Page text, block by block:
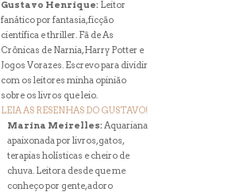
Gustavo Henrique: Leitor
fanático por fantasia, ficção
científica e thriller. Fã de As
Crônicas de Narnia, Harry Potter e
Jogos Vorazes. Escrevo para dividir
com os leitores minha opinião
sobre os livros que leio.
LEIA AS RESENHAS DO GUSTAVO!
Marina Meirelles:Aquariana
apaixonada por livros, gatos,
terapias holísticas e cheiro de
chuva. Leitora desde que me
conheço por gente, adoro